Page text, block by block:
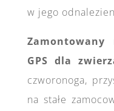
w jego
GPS dla
czworonoga,
na stałe